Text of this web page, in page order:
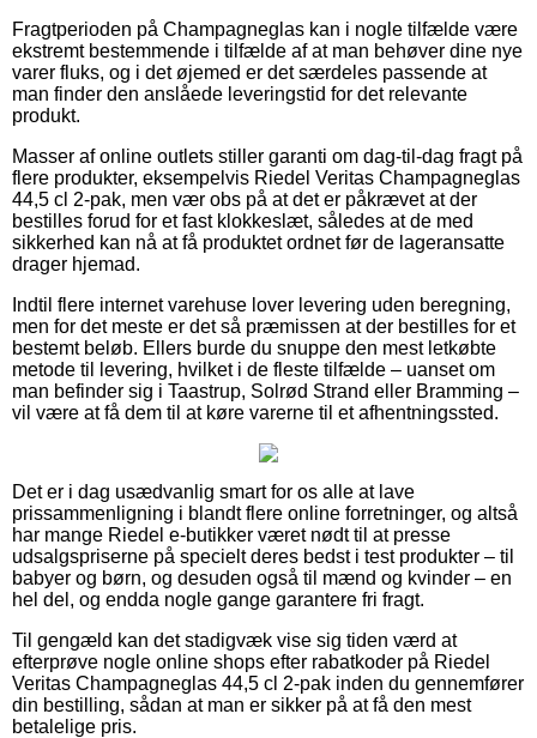
Fragtperioden på Champagneglas kan i nogle tilfælde være
ekstremt bestemmende i tilfælde af at man behøver dine nye
varer fluks, og i det øjemed er det særdeles passende at
man finder den anslåede leveringstid for det relevante
produkt.
Masser af online outlets stiller garanti om dag-til-dag fragt på
flere produkter, eksempelvis Riedel Veritas Champagneglas
44,5 cl 2-pak, men vær obs på at det er påkrævet at der
bestilles forud for et fast klokkeslæt, således at de med
sikkerhed kan nå at få produktet ordnet før de lageransatte
drager hjemad.
Indtil flere internet varehuse lover levering uden beregning,
men for det meste er det så præmissen at der bestilles for et
bestemt beløb. Ellers burde du snuppe den mest letkøbte
metode til levering, hvilket i de fleste tilfælde – uanset om
man befinder sig i Taastrup, Solrød Strand eller Bramming –
vil være at få dem til at køre varerne til et afhentningssted.
Det er i dag usædvanlig smart for os alle at lave
prissammenligning i blandt flere online forretninger, og altså
har mange Riedel e-butikker været nødt til at presse
udsalgspriserne på specielt deres bedst i test produkter – til
babyer og børn, og desuden også til mænd og kvinder – en
hel del, og endda nogle gange garantere fri fragt.
Til gengæld kan det stadigvæk vise sig tiden værd at
efterprøve nogle online shops efter rabatkoder på Riedel
Veritas Champagneglas 44,5 cl 2-pak inden du gennemfører
din bestilling, sådan at man er sikker på at få den mest
betalelige pris.